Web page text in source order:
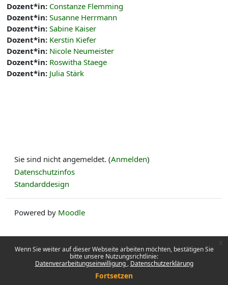
Wenn Sie weiter auf dieser Webseite arbeiten möchten, bestätigen Sie
bitte unsere Nutzungsrichtlinie:
Datenverarbeitungseinwilligung Datenschutzerklärung
Fortsetzen
Dozent*in: Constanze Flemming
Dozent*in: Susanne Herrmann
Dozent*in: Sabine Kaiser
Dozent*in: Kerstin Kiefer
Dozent*in: Nicole Neumeister
Dozent*in: Roswitha Staege
Dozent*in: Julia Stärk
Sie sind nicht angemeldet. (Anmelden)
Datenschutzinfos
Standarddesign
Powered by Moodle